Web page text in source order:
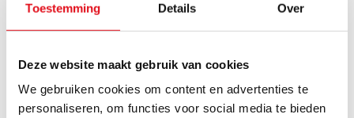
Toestemming Details Over
Deze website maakt gebruik van cookies
We gebruiken cookies om content en advertenties te
personaliseren, om functies voor social media te bieden
J'ai une installation de pompe à chaleur
radiateurs du site ?
Puis-je utiliser tous les radiateurs du site